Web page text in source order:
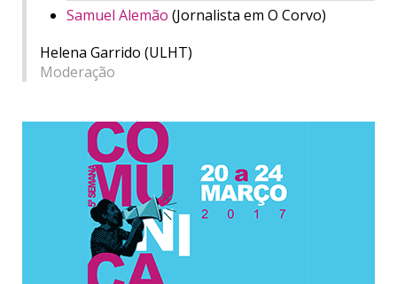
Samuel Alemão (Jornalista em O Corvo)
Helena Garrido (ULHT)
Moderação